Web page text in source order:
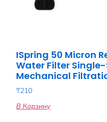
ISpring 50 Micron
Water Filter
Mechanical
₸210
В Корзину